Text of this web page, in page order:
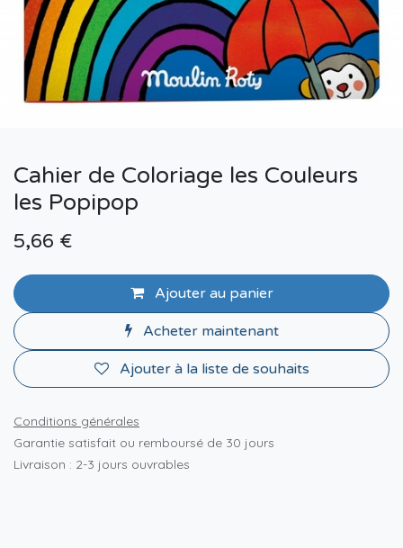
Cahier de Coloriage les Couleurs
les Popipop
5,66 €
Ajouter au panier
Acheter maintenant
Ajouter à la liste de souhaits
Conditions générales
Garantie satisfait ou remboursé de 30 jours
Livraison : 2-3 jours ouvrables